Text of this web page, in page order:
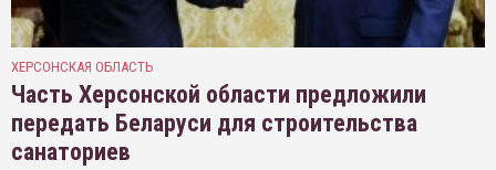
ХЕРСОНСКАЯ ОБЛАСТЬ
Часть Херсонской области предложили
передать Беларуси для строительства
санаториев